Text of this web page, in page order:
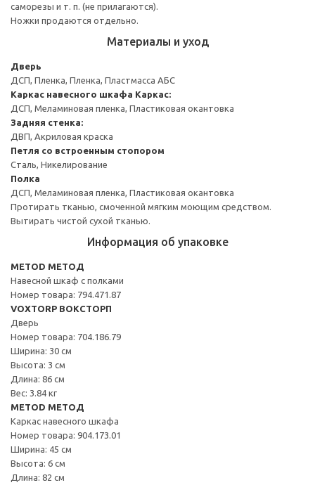
саморезы и т. п. (не прилагаются).
Ножки продаются отдельно.
Материалы и уход
Дверь
ДСП, Пленка, Пленка, Пластмасса АБС
Каркас навесного шкафа Каркас:
ДСП, Меламиновая пленка, Пластиковая окантовка
Задняя стенка:
ДВП, Акриловая краска
Петля со встроенным стопором
Сталь, Никелирование
Полка
ДСП, Меламиновая пленка, Пластиковая окантовка
Протирать тканью, смоченной мягким моющим средством.
Вытирать чистой сухой тканью.
Информация об упаковке
METOD МЕТОД
Навесной шкаф с полками
Номер товара: 794.471.87
VOXTORP ВОКСТОРП
Дверь
Номер товара: 704.186.79
Ширина: 30 см
Высота: 3 см
Длина: 86 см
Вес: 3.84 кг
METOD МЕТОД
Каркас навесного шкафа
Номер товара: 904.173.01
Ширина: 45 см
Высота: 6 см
Длина: 82 см